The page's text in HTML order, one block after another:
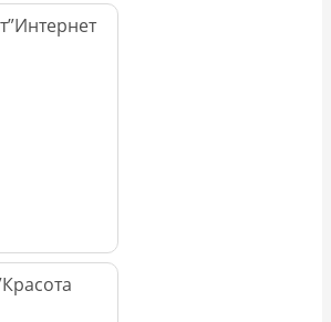
Интернет
Красота